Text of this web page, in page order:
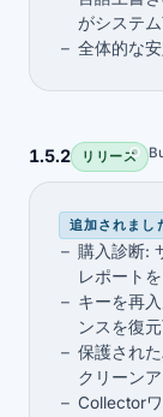
がシステ
全体的な
1.5.2 リリース
追加されまし
購入診断:
レポート
キーを再
ンスを復
保護され
クリーン
Collector